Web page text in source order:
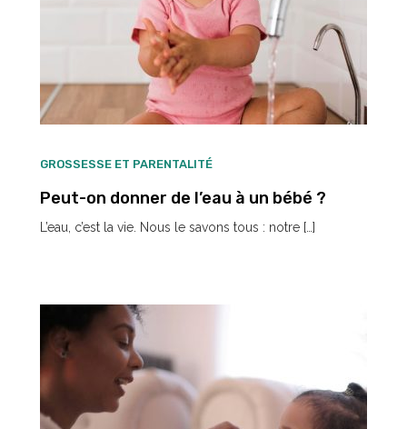
GROSSESSE ET PARENTALITÉ
Peut-on donner de l’eau à un bébé ?
L’eau, c’est la vie. Nous le savons tous : notre […]